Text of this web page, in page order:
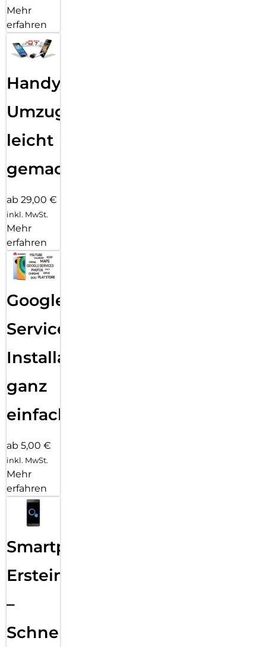
Mehr
erfahren
Handy
Umzug
leicht
gemacht!
ab 29,00 €
inkl. MwSt.
Mehr
erfahren
Google
Services
Installation
ganz
einfach
ab 5,00 €
inkl. MwSt.
Mehr
erfahren
Smartphone
Ersteinrichtung
–
Schnelle